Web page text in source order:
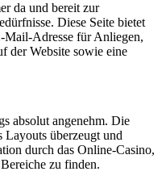
da und bereit zur
Diese Seite bietet
Mail-Adresse für Anliegen,
der Website sowie eine
absolut angenehm. Die
Layouts überzeugt und
durch das Online-Casino,
zu finden.